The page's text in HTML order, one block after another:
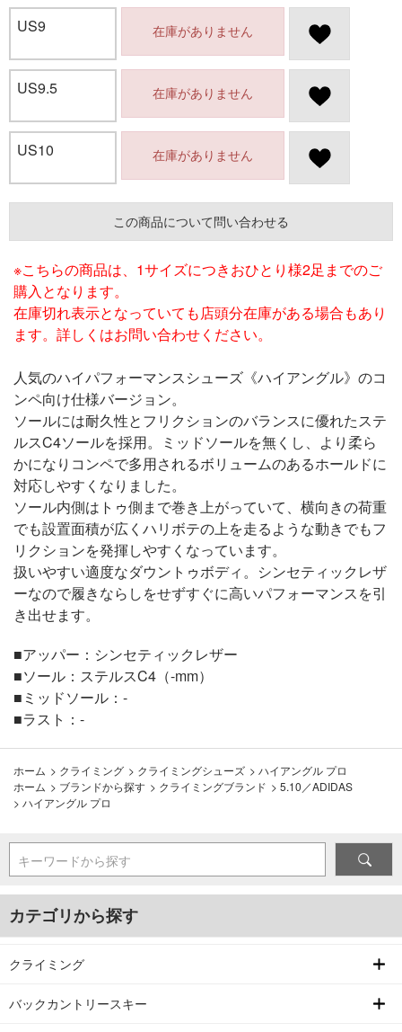
US9 在庫がありません
US9.5 在庫がありません
US10 在庫がありません
この商品について問い合わせる
※こちらの商品は、1サイズにつきおひとり様2足までのご
購入となります。
在庫切れ表示となっていても店頭分在庫がある場合もあり
ます。詳しくはお問い合わせください。
人気のハイパフォーマンスシューズ《ハイアングル》のコ
ンペ向け仕様バージョン。
ソールには耐久性とフリクションのバランスに優れたステ
ルスC4ソールを採用。ミッドソールを無くし、より柔ら
かになりコンペで多用されるボリュームのあるホールドに
対応しやすくなりました。
ソール内側はトゥ側まで巻き上がっていて、横向きの荷重
でも設置面積が広くハリボテの上を走るような動きでもフ
リクションを発揮しやすくなっています。
扱いやすい適度なダウントゥボディ。シンセティックレザ
ーなので履きならしをせずすぐに高いパフォーマンスを引
き出せます。
■アッパー：シンセティックレザー
■ソール：ステルスC4（-mm）
■ミッドソール：-
■ラスト：-
ホーム > クライミング > クライミングシューズ > ハイアングル プロ
ホーム > ブランドから探す > クライミングブランド > 5.10／ADIDAS
> ハイアングル プロ
キーワードから探す
カテゴリから探す
クライミング
バックカントリースキー